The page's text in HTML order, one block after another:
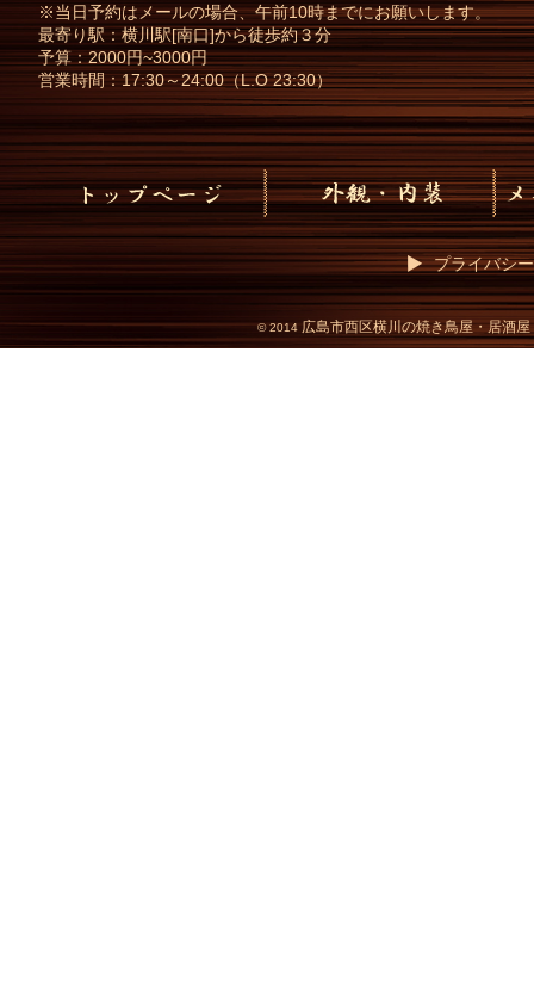
※当日予約はメールの場合、午前10時までにお願いします。
最寄り駅：横川駅[南口]から徒歩約３分
予算：2000円~3000円
営業時間：17:30～24:00（L.O 23:30）
プライバシ
©2014 広島市西区横川の焼き鳥屋・居酒